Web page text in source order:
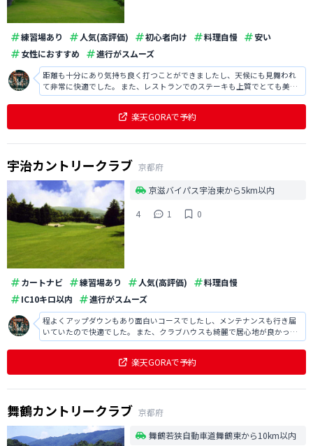
練習場あり 人気(高評価) 初心者向け 料理自慢
安い
女性におすすめ
進行がスムーズ
距離も十分にあり気持ち良く打つことができましたし、天候にも見舞われ
て非常に快適でした。 また、レストランでのステーキも上質でとても美味
しかったですし、接客も丁寧で印象が良かったです。
楽天GORAで予約
宇治カントリークラブ 京都府
京滋バイパス宇治東から5km以内
4
1 0
カートナビ 練習場あり 人気(高評価)
料理自慢
IC10キロ以内
進行がスムーズ
程よくアップダウンもあり面白いコースでしたし、メンテナンスも行き届
いていたので快適でした。 また、クラブハウスも綺麗で居心地が良かった
ですし、接客も丁寧で満足でした。
楽天GORAで予約
舞鶴カントリークラブ 京都府
舞鶴若狭自動車道舞鶴東から10km以内